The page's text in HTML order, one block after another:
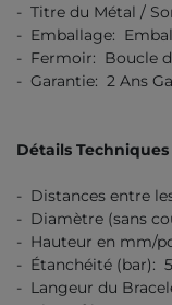
- Titre du Métal /
- Emballage:
- Fermoir: Boucle
- Garantie: 2 Ans
Détails Techniques
- Distances entre
- Diamètre (sans
- Hauteur en mm/
- Étanchéité (bar):
- Langeur du